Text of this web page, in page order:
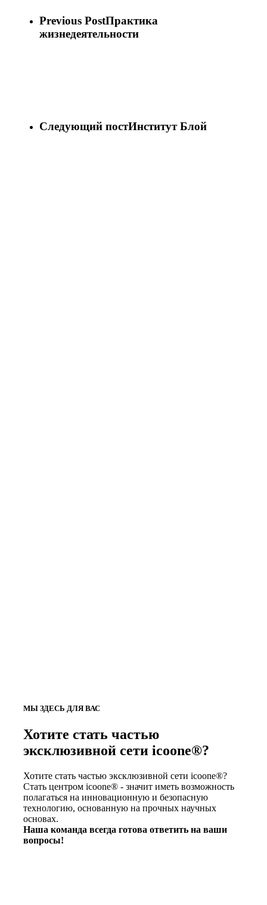
Previous PostПрактика
жизнедеятельности
Следующий постИнститут Блой
МЫ ЗДЕСЬ ДЛЯ ВАС
Хотите стать частью
эксклюзивной сети icoone®?
Хотите стать частью эксклюзивной сети icoone®?
Стать центром icoone® - значит иметь возможность
полагаться на инновационную и безопасную
технологию, основанную на прочных научных
основах.
Наша команда всегда готова ответить на ваши
вопросы!